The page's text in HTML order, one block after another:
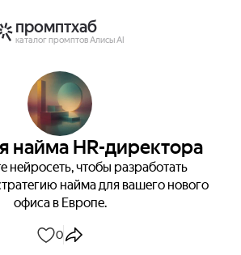
промптхаб
каталог промптов Алисы AI
найма HR-директора
нейросеть, чтобы разработать
найма для вашего нового
офиса в Европе.
0